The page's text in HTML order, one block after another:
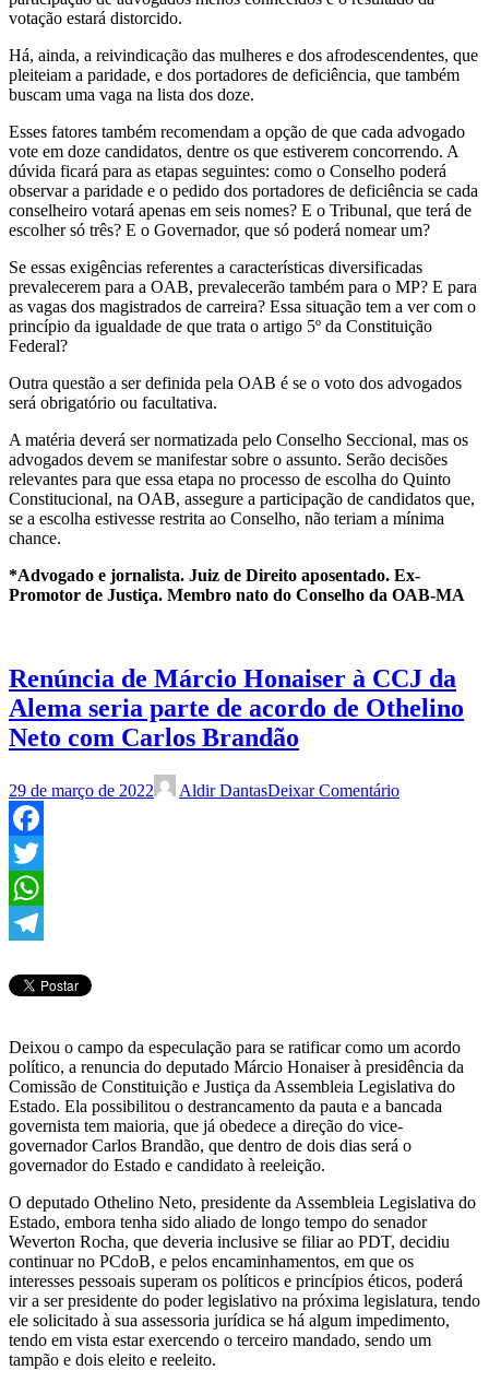
votação estará distorcido.
Há, ainda, a reivindicação das mulheres e dos afrodescendentes, que
pleiteiam a paridade, e dos portadores de deficiência, que também
buscam uma vaga na lista dos doze.
Esses fatores também recomendam a opção de que cada advogado
vote em doze candidatos, dentre os que estiverem concorrendo. A
dúvida ficará para as etapas seguintes: como o Conselho poderá
observar a paridade e o pedido dos portadores de deficiência se cada
conselheiro votará apenas em seis nomes? E o Tribunal, que terá de
escolher só três? E o Governador, que só poderá nomear um?
Se essas exigências referentes a características diversificadas
prevalecerem para a OAB, prevalecerão também para o MP? E para
as vagas dos magistrados de carreira? Essa situação tem a ver com o
princípio da igualdade de que trata o artigo 5º da Constituição
Federal?
Outra questão a ser definida pela OAB é se o voto dos advogados
será obrigatório ou facultativa.
A matéria deverá ser normatizada pelo Conselho Seccional, mas os
advogados devem se manifestar sobre o assunto. Serão decisões
relevantes para que essa etapa no processo de escolha do Quinto
Constitucional, na OAB, assegure a participação de candidatos que,
se a escolha estivesse restrita ao Conselho, não teriam a mínima
chance.
*Advogado e jornalista. Juiz de Direito aposentado. Ex-
Promotor de Justiça. Membro nato do Conselho da OAB-MA
Renúncia de Márcio Honaiser à CCJ da
Alema seria parte de acordo de Othelino
Neto com Carlos Brandão
29 de março de 2022 Aldir DantasDeixar Comentário
Facebook
Twitter
WhatsApp
Deixou o campo da especulação para se ratificar como um acordo
político, a renuncia do deputado Márcio Honaiser à presidência da
Comissão de Constituição e Justiça da Assembleia Legislativa do
Estado. Ela possibilitou o destrancamento da pauta e a bancada
governista tem maioria, que já obedece a direção do vice-
governador Carlos Brandão, que dentro de dois dias será o
governador do Estado e candidato à reeleição.
O deputado Othelino Neto, presidente da Assembleia Legislativa do
Estado, embora tenha sido aliado de longo tempo do senador
Weverton Rocha, que deveria inclusive se filiar ao PDT, decidiu
continuar no PCdoB, e pelos encaminhamentos, em que os
interesses pessoais superam os políticos e princípios éticos, poderá
vir a ser presidente do poder legislativo na próxima legislatura, tendo
ele solicitado à sua assessoria jurídica se há algum impedimento,
tendo em vista estar exercendo o terceiro mandado, sendo um
tampão e dois eleito e reeleito.